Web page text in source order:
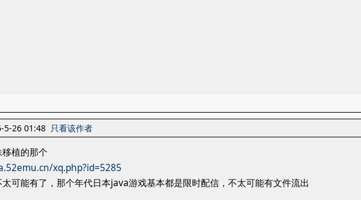
5-26 01:48 只看该作者
植的那个
xq.php?id=5285
太可能有了，那个年代日本java游戏基本都是限时配信，不太可能有文件流出